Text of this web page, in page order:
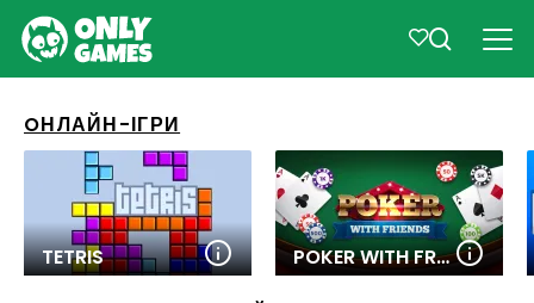
OНЛАЙН-ІГРИ
TETRIS POKER WITH FRIENDS